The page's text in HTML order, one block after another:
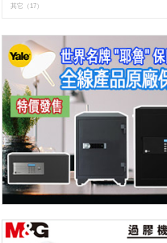
其它 （17）